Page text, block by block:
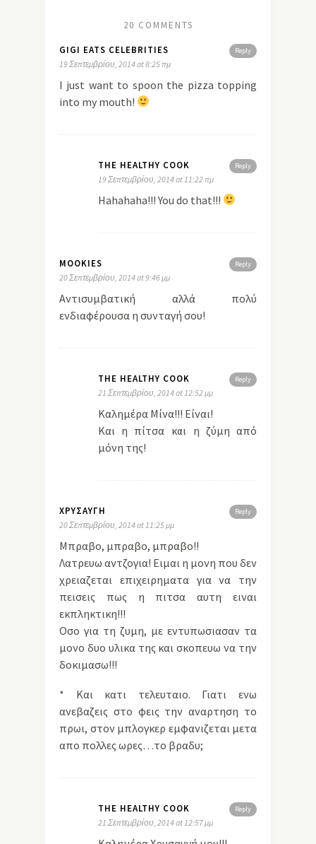
20 COMMENTS
Reply
GIGI EATS CELEBRITIES
19 Σεπτεμβρίου, 2014 at 8:25 πμ
I just want to spoon the pizza topping
into my mouth!
Reply
THE HEALTHY COOK
19 Σεπτεμβρίου, 2014 at 11:22 πμ
Hahahaha!!! You do that!!!
Reply
MOOKIES
20 Σεπτεμβρίου, 2014 at 9:46 μμ
Aντισυμβατική αλλά πολύ
ενδιαφέρουσα η συνταγή σου!
Reply
THE HEALTHY COOK
21 Σεπτεμβρίου, 2014 at 12:52 μμ
Καλημέρα Μίνα!!! Είναι!
Και η πίτσα και η ζύμη από
μόνη της!
Reply
ΧΡΥΣΑΥΓΗ
20 Σεπτεμβρίου, 2014 at 11:25 μμ
Μπραβο, μπραβο, μπραβο!!
Λατρευω αντζογια! Ειμαι η μονη που δεν
χρειαζεται επιχειρηματα για να την
πεισεις πως η πιτσα αυτη ειναι
εκπληκτικη!!!
Οσο για τη ζυμη, με εντυπωσιασαν τα
μονο δυο υλικα της και σκοπευω να την
δοκιμασω!!!
* Και κατι τελευταιο. Γιατι ενω
ανεβαζεις στο φεις την αναρτηση το
πρωι, στον μπλογκερ εμφανιζεται μετα
απο πολλες ωρες…το βραδυ;
Reply
THE HEALTHY COOK
21 Σεπτεμβρίου, 2014 at 12:57 μμ